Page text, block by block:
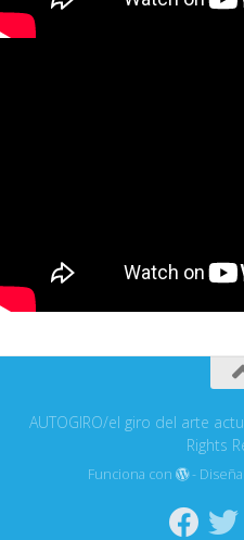
AUTOGIRO/el giro del arte
Rights
Funciona con -